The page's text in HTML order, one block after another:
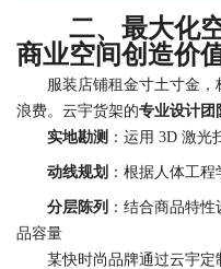
二、最大化
商业空间创造价
服装店铺租金寸土寸金
浪费。云宇货架的专业设计团
实地勘测 ：运用 3D 激
动线规划 ：根据人体工
分层陈列 ：结合商品特
品容量
某快时尚品牌通过云宇